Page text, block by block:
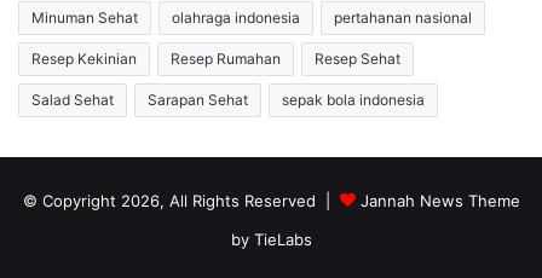
Minuman Sehat olahraga indonesia pertahanan nasional
Resep Kekinian Resep Rumahan Resep Sehat
Salad Sehat Sarapan Sehat sepak bola indonesia
© Copyright 2026, All Rights Reserved |
Jannah News Theme
by TieLabs